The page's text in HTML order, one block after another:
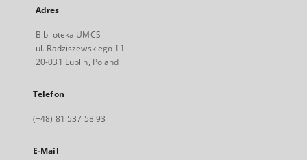
Adres
Biblioteka UMCS
ul. Radziszewskiego 11
20-031 Lublin, Poland
Telefon
(+48) 81 537 58 93
E-Mail